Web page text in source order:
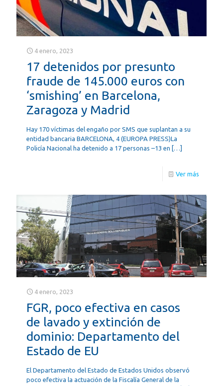
4 enero, 2023
17 detenidos por presunto
fraude de 145.000 euros con
‘smishing’ en Barcelona,
Zaragoza y Madrid
Hay 170 víctimas del engaño por SMS que suplantan a su
entidad bancaria BARCELONA, 4 (EUROPA PRESS)La
Policía Nacional ha detenido a 17 personas –13 en […]
Ver más
4 enero, 2023
FGR, poco efectiva en casos
de lavado y extinción de
dominio: Departamento del
Estado de EU
El Departamento del Estado de Estados Unidos observó
poco efectiva la actuación de la Fiscalía General de la